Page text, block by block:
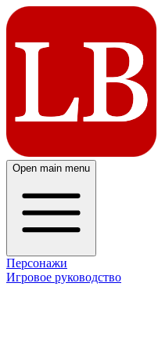
Open main menu
Персонажи
Игровое руководство